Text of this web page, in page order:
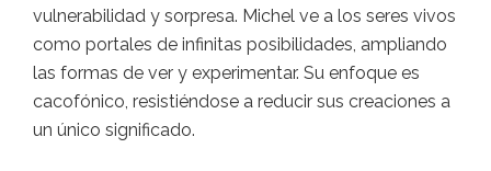
vulnerabilidad y sorpresa. Michel ve a los seres vivos
como portales de infinitas posibilidades, ampliando
las formas de ver y experimentar. Su enfoque es
cacofónico, resistiéndose a reducir sus creaciones a
un único significado.